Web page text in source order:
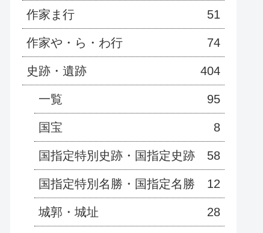
作家ま行 51
作家や・ら・わ行 74
史跡・遺跡 404
一覧 95
国宝 8
国指定特別史跡・国指定史跡 58
国指定特別名勝・国指定名勝 12
城郭・城址 28